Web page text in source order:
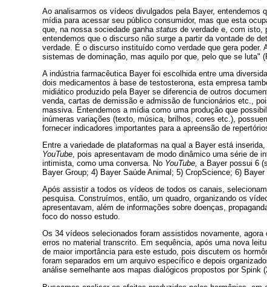
Ao analisarmos os vídeos divulgados pela Bayer, entendemos
mídia para acessar seu público consumidor, mas que esta
que, na nossa sociedade ganha status de verdade e, com isto,
entendemos que o discurso não surge a partir da vontade de
verdade. É o discurso instituído como verdade que gera
sistemas de dominação, mas aquilo por que, pelo que se luta"
A indústria farmacêutica Bayer foi escolhida entre uma
dois medicamentos à base de testosterona, esta empresa
midiático produzido pela Bayer se diferencia de outros
venda, cartas de demissão e admissão de funcionários etc.,
massiva. Entendemos a mídia como uma produção que
inúmeras variações (texto, música, brilhos, cores etc.),
fornecer indicadores importantes para a apreensão de
Entre a variedade de plataformas na qual a Bayer está
YouTube, pois apresentavam de modo dinâmico uma série de
intimista, como uma conversa. No YouTube, a Bayer possui 6
Bayer Group; 4) Bayer Saúde Animal; 5) CropScience; 6)
Após assistir a todos os vídeos de todos os canais,
pesquisa. Construímos, então, um quadro, organizando os
apresentavam, além de informações sobre doenças,
foco do nosso estudo.
Os 34 vídeos selecionados foram assistidos novamente,
erros no material transcrito. Em sequência, após uma nova
de maior importância para este estudo, pois discutem os
foram separados em um arquivo específico e depois
análise semelhante aos mapas dialógicos propostos por Spink